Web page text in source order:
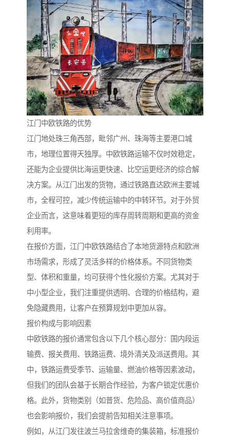
江门中欧铁路的优势
江门地处珠三角西部，毗邻广州、珠海等主要港口城
市，地理位置得天独厚。中欧铁路运输不仅时效稳定，
还能为企业提供比海运更快速、比空运更经济的综合解
决方案。从江门出发的货物，通过铁路直达欧洲主要城
市，全程可控，减少传统运输中的中转环节。对于外贸
企业而言，这意味着更短的库存周转周期和更高的资金
利用率。
在报价方面，江门中欧铁路结合了本地货源特点和欧洲
市场需求，形成了灵活多样的价格体系。不同货物类
型、体积和重量，均可获得个性化报价方案。尤其对于
中小型企业，我们注重提供透明、合理的价格结构，避
免隐藏费用，让客户在预算规划中更加从容。
报价构成与影响因素
中欧铁路的报价通常包含以下几个核心部分：国内段运
输费、报关费用、铁路运费、境外清关及派送费用。其
中，铁路运费受季节、运输量、燃油价格等因素波动，
但我们的团队会基于长期合作经验，为客户锁定优惠价
格。此外，货物类别（如普货、危险品、高价值商品）
也会影响报价，我们会提前告知相关注意事项。
例如，从江门发往波兰马拉舍维奇的集装箱，标准报价